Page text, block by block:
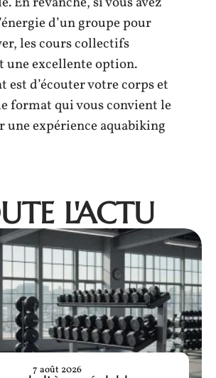
d’un groupe pour
les cours collectifs
une excellente option.
est d’écouter votre corps et
format qui vous convient le
une expérience aquabiking
L'ACTU
7 août 2026